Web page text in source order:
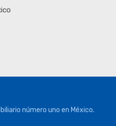
número uno en México.